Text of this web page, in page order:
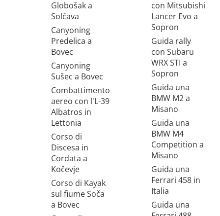
Globošak a
Solčava
Canyoning
Predelica a
Bovec
Canyoning
Sušec a Bovec
Combattimento
aereo con l'L-39
Albatros in
Lettonia
Corso di
Discesa in
Cordata a
Kočevje
Corso di Kayak
sul fiume Soča
a Bovec
con Mitsubishi
Lancer Evo a
Sopron
Guida rally
con Subaru
WRX STI a
Sopron
Guida una
BMW M2 a
Misano
Guida una
BMW M4
Competition a
Misano
Guida una
Ferrari 458 in
Italia
Guida una